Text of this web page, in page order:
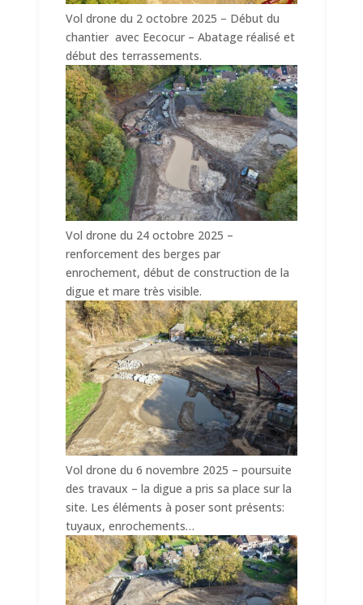
Vol drone du 2 octobre 2025 – Début du
chantier avec Eecocur – Abatage réalisé et
début des terrassements.
Vol drone du 24 octobre 2025 –
renforcement des berges par
enrochement, début de construction de la
digue et mare très visible.
Vol drone du 6 novembre 2025 – poursuite
des travaux – la digue a pris sa place sur la
site. Les éléments à poser sont présents:
tuyaux, enrochements…